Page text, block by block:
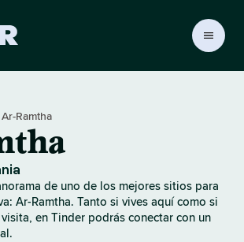
r
I
n
c
i
o
Ar-Ramtha
de uno de los mejores sitios para
Ar-Ramtha. Tanto si vives aquí como si
en Tinder podrás conectar con un